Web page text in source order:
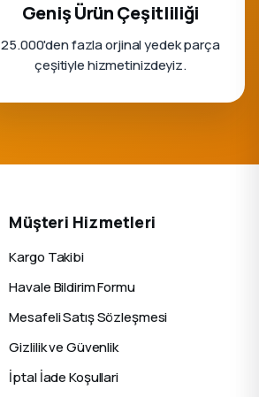
Geniş Ürün Çeşitliliği
25.000'den fazla orjinal yedek parça
çeşitiyle hizmetinizdeyiz.
Müşteri Hizmetleri
Kargo Takibi
Havale Bildirim Formu
Mesafeli Satış Sözleşmesi
Gizlilik ve Güvenlik
İptal İade Koşullari